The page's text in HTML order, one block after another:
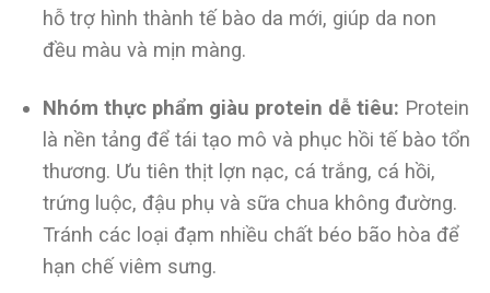
hỗ trợ hình thành tế bào da mới, giúp da non
đều màu và mịn màng.
Nhóm thực phẩm giàu protein dễ tiêu: Protein
là nền tảng để tái tạo mô và phục hồi tế bào tổn
thương. Ưu tiên thịt lợn nạc, cá trắng, cá hồi,
trứng luộc, đậu phụ và sữa chua không đường.
Tránh các loại đạm nhiều chất béo bão hòa để
hạn chế viêm sưng.